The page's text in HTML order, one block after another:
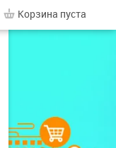
Корзина пуста